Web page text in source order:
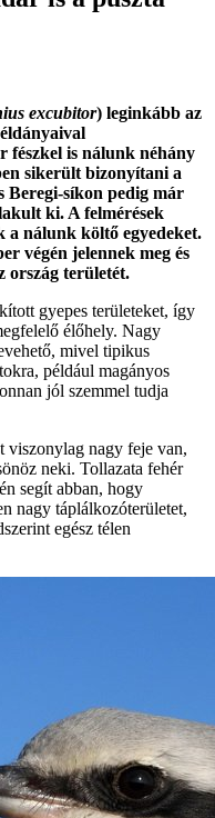
excubitor) leginkább az
fészkel is nálunk néhány
sikerült bizonyítani a
Beregi-síkon pedig már
ki. A felmérések
a nálunk költő egyedeket.
végén jelennek meg és
ország területét.
gyepes területeket, így
élőhely. Nagy
mivel tipikus
például magányos
jól szemmel tudja
viszonylag nagy feje van,
neki. Tollazata fehér
segít abban, hogy
nagy táplálkozóterületet,
egész télen